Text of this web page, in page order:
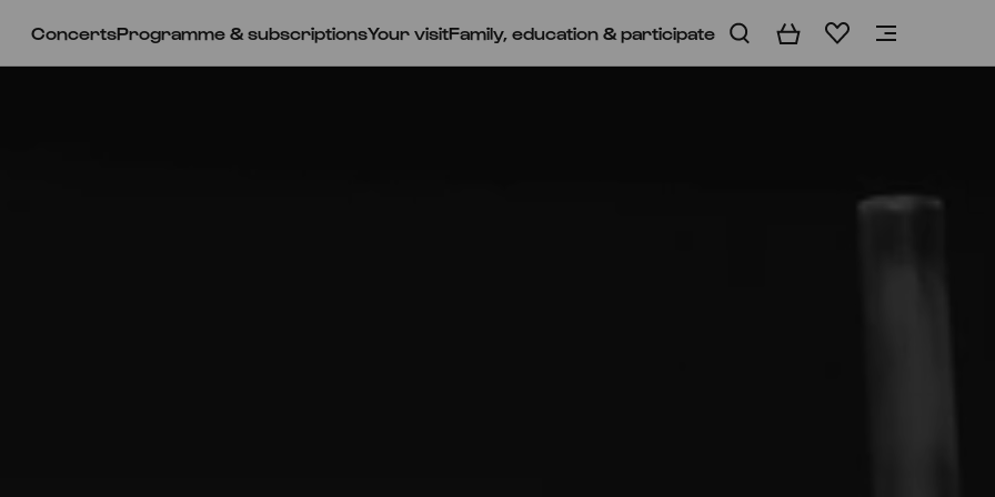
ConcertsProgramme & subscriptionsYour visitFamily, education & participate BasketWishlist